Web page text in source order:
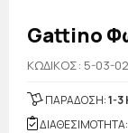
Gattino
KΩΔΙΚΟΣ: 5-03-
ΠΑΡΑΔΟΣΗ:1-
ΔΙΑΘΕΣΙΜΟΤΗΤΑ: